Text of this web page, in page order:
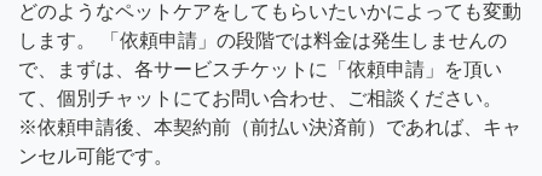
どのようなペットケアをしてもらいたいかによっても変動
します。 「依頼申請」の段階では料金は発生しませんの
で、まずは、各サービスチケットに「依頼申請」を頂い
て、個別チャットにてお問い合わせ、ご相談ください。
※依頼申請後、本契約前（前払い決済前）であれば、キャ
ンセル可能です。